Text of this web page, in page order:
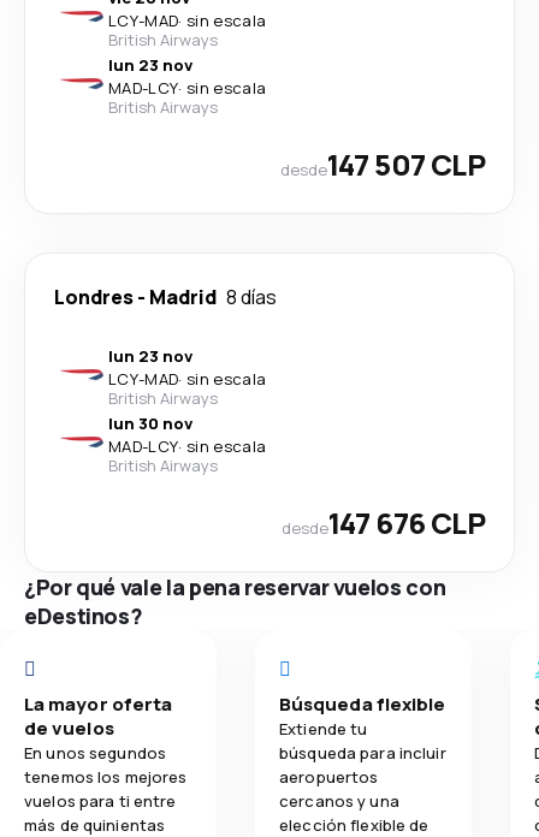
LCY-MAD· sin escala
British Airways
lun 23 nov
MAD-LCY· sin escala
British Airways
desde147 507 CLP
Londres- Madrid 8 días
lun 23 nov
LCY-MAD· sin escala
British Airways
lun 30 nov
MAD-LCY· sin escala
British Airways
desde147 676 CLP
¿Por qué vale la pena reservar vuelos con
eDestinos?
La mayor oferta
de vuelos
En unos segundos
tenemos los mejores
vuelos para ti entre
más de quinientas
Búsqueda flexible
Extiende tu
búsqueda para incluir
aeropuertos
cercanos y una
elección flexible de